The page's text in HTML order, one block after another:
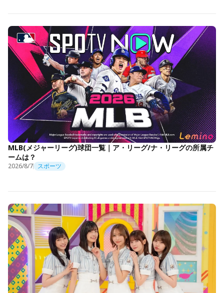
MLB(メジャーリーグ)球団一覧｜ア・リーグ/ナ・リーグの所属チ
ームは？
2026/8/7 スポーツ